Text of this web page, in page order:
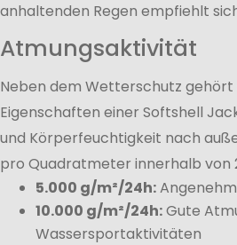
anhaltenden Regen empfiehlt
Atmungsaktivität
Neben dem Wetterschutz
Eigenschaften einer Softshell
und Körperfeuchtigkeit nach
pro Quadratmeter innerhalb
5.000 g/m²/24h:
10.000 g/m²/24h:Gute
Wassersportaktivitäten